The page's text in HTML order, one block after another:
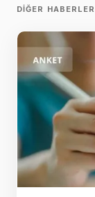
DIĞER HABERLER